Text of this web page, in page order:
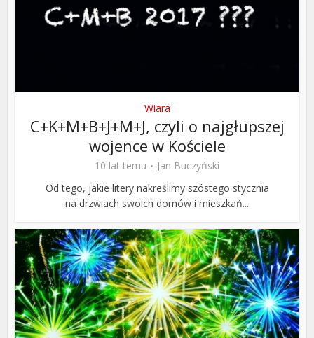
Wiara
C+K+M+B+J+M+J, czyli o najgłupszej
wojence w Kościele
10 lat temu
Jan Buczyński
Od tego, jakie litery nakreślimy szóstego stycznia
na drzwiach swoich domów i mieszkań...